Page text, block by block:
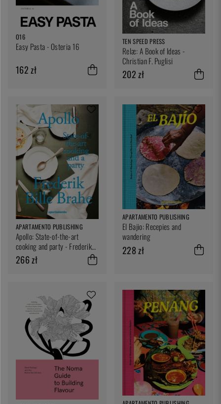
O16
Easy Pasta - Osteria 16
162 zł
TEN SPEED PRESS
Relæ: A Book of Ideas -
Christian F. Puglisi
202 zł
APARTAMENTO PUBLISHING
Apollo: State-of-the-art
cooking and party - Frederik
Bille Brahe
266 zł
APARTAMENTO PUBLISHING
El Bajio: Recepies and
wandering
228 zł